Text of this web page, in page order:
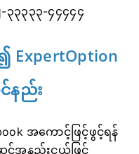
၃၃၃၃၃-၄၄၄၄၄
ExpertOption
နည်း
အကောင့်ဖြင့်ဖွင့်ရန်
ဆင့်အနည်းငယ်ဖြင့်